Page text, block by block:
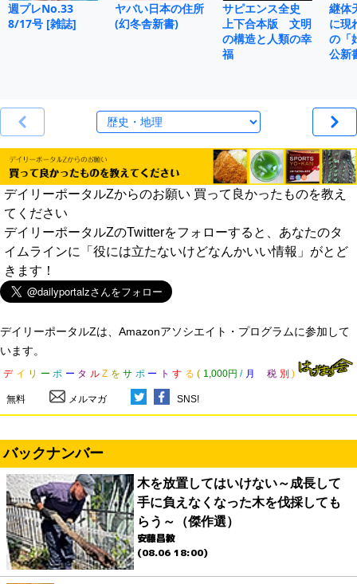
週プレNo.33
8/17号 [雑誌]
ヤバい日本の住所
(幻冬舎新書)
サピエンス全史
上下合本版 文明
の構造と人類の幸
福
継体
に現
の「
公新
デイリーポータルZからのお願い 買って良かったものを教え
てください
デイリーポータルZのTwitterをフォローすると、あなたのタ
イムラインに「役には立たないけどなんかいい情報」がとど
きます！
デイリーポータルZは、Amazonアソシエイト・プログラムに参加して
います。
デ イ リ ー ポ ー タ ル Z を サ ポ ー ト す る ( 1,000円 / 月 税 別 )
無料 メルマガ SNS!
バックナンバー
木を放置してはいけない～成長して
手に負えなくなった木を伐採しても
らう～（傑作選）
安藤昌教
(08.06 18:00)